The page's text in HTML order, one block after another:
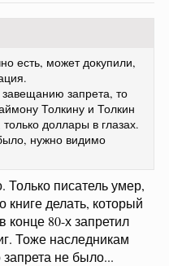
есть, может докупили,
запрета, то
Толкину и Толкин
доллары в глазах.
нужно видимо
Только писатель умер,
книге делать, который
80-х запретил
Тоже наследникам
не было...